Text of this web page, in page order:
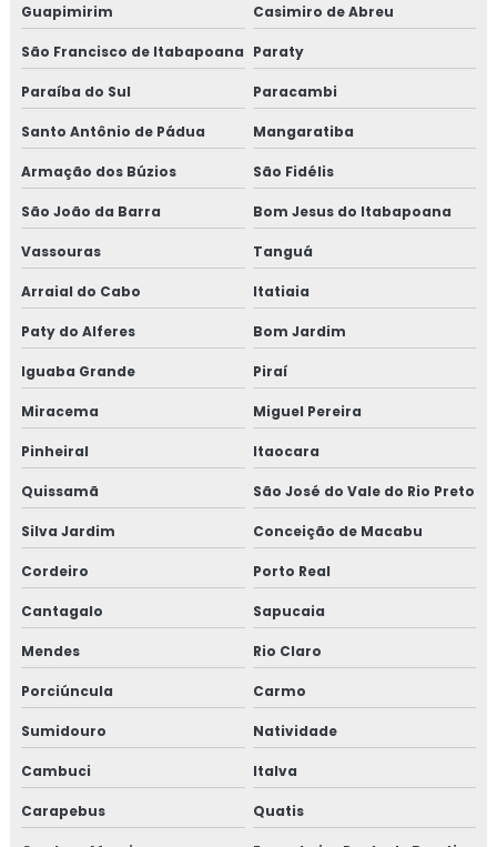
Isolamento fibra cerâmica
Isolamento industrial
Isolamento lã de rocha
Isolamento lã de rocha preço m2
Isolamento lã de rocha valor
Isolamento para tanques de água
Isolamento para térmico para tubulação de ar
condicionado
Isolamento para tubulação de ar condicionado
Isolamento poliuretano
Isolamento poliuretano expandido
Isolamento poliuretano projetado
Isolamento térmico aço inox
Isolamento térmico alumínio
Isolamento térmico alumínio corrugado
Guapimirim Casimiro de Abreu
São Francisco de Itabapoana Paraty
Paraíba do Sul Paracambi
Santo Antônio de Pádua Mangaratiba
Armação dos Búzios São Fidélis
São João da Barra Bom Jesus do Itabapoana
Vassouras Tanguá
Arraial do Cabo Itatiaia
Paty do Alferes Bom Jardim
Iguaba Grande Piraí
Miracema Miguel Pereira
Pinheiral Itaocara
Quissamã São José do Vale do Rio Preto
Silva Jardim Conceição de Macabu
Cordeiro Porto Real
Cantagalo Sapucaia
Mendes Rio Claro
Porciúncula Carmo
Sumidouro Natividade
Cambuci Italva
Carapebus Quatis